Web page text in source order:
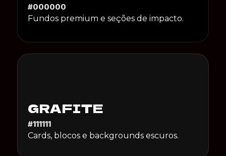
#000000
Fundos premium e seções de impacto.
GRAFITE
#111111
Cards, blocos e backgrounds escuros.